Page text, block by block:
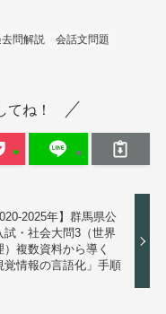
問解説
会話文問題
てね！
2025年】群馬県公
試・社会大問3（世界
）複数資料から導く
覚情報の言語化」手順